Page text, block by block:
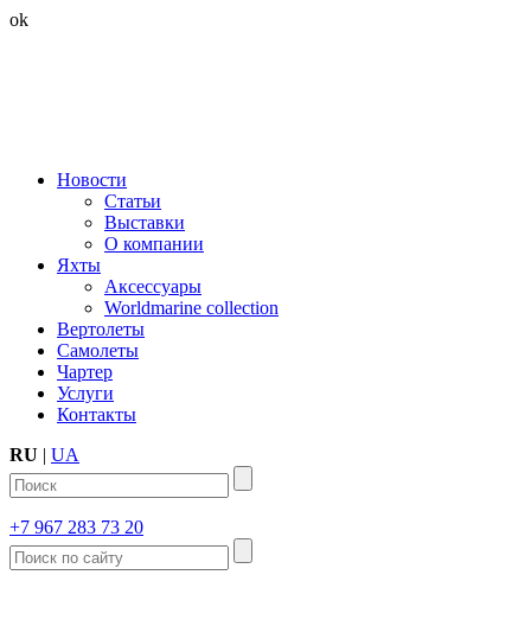
ok
Новости
Статьи
Выставки
О компании
Яхты
Аксессуары
Worldmarine collection
Вертолеты
Самолеты
Чартер
Услуги
Контакты
RU | UA
+7 967 283 73 20